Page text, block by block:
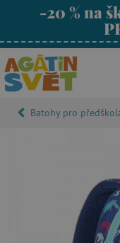
-20 % na
Batohy pro